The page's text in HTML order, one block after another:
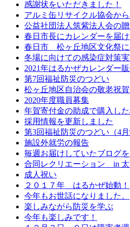
感謝状をいただきました！
アルミ缶リサイクル協会か
公益社団法人筑紫法人会の
春日市長にカレンダーを届
春日市 松ヶ丘地区文化祭に
冬場に向けての感染症対策
2021年はるかぜカレンダー
第7回福祉防災のつどい
松ヶ丘地区自治会の敬老祝
2020年度職員募集
年賀寄付金の助成で購入し
採用情報を更新しました
第3回福祉防災のつどい（4月
施設外就労の報告
毎週お届けしていたブログ
合同レクリエーション in 太
成人祝い
２０１７年 はるかぜ始動！
今年もお世話になりました。
楽しみながら防災を学ぶ
今年も楽しみです！